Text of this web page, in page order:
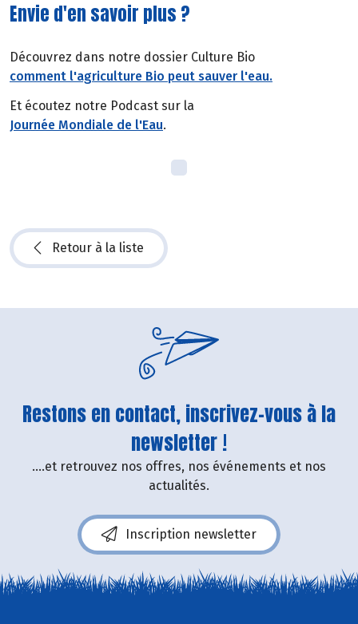
Envie d'en savoir plus ?
Découvrez dans notre dossier Culture Bio
comment l'agriculture Bio peut sauver l'eau.
Et écoutez notre Podcast sur la
Journée Mondiale de l'Eau.
Retour à la liste
Restons en contact, inscrivez-vous à la
newsletter !
....et retrouvez nos offres, nos événements et nos
actualités.
Inscription newsletter